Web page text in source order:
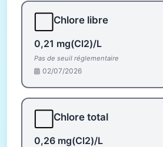
Chlore libre
0,21 mg(Cl2)/L
Pas de seuil réglementaire
02/07/2026
Chlore total
0,26 mg(Cl2)/L